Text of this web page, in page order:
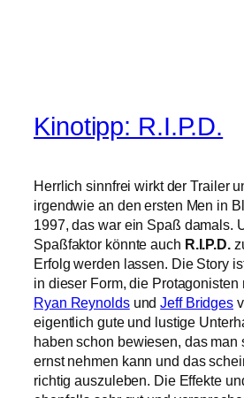
Kinotipp: R.I.P.D.
Herrlich sinnfrei wirkt der Trailer
irgendwie an den ersten Men in
1997, das war ein Spaß damals.
Spaßfaktor könnte auch R.I.P.D.
Erfolg werden lassen. Die Story
in dieser Form, die Protagonisten
Ryan ReynoldsundJeff Bridges
eigentlich gute und lustige
haben schon bewiesen, das man
ernst nehmen kann und das
richtig auszuleben. Die Effekte